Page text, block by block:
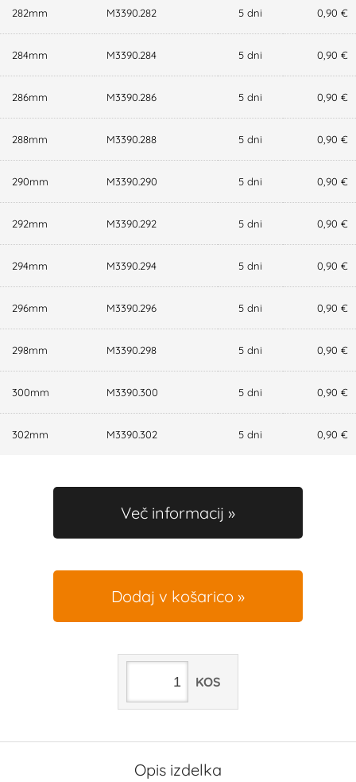
282mm M3390.282 5 dni 0,90 €
284mm M3390.284 5 dni 0,90 €
286mm M3390.286 5 dni 0,90 €
288mm M3390.288 5 dni 0,90 €
290mm M3390.290 5 dni 0,90 €
292mm M3390.292 5 dni 0,90 €
294mm M3390.294 5 dni 0,90 €
296mm M3390.296 5 dni 0,90 €
298mm M3390.298 5 dni 0,90 €
300mm M3390.300 5 dni 0,90 €
302mm M3390.302 5 dni 0,90 €
Več informacij
Dodaj v košarico
KOS
Opis izdelka